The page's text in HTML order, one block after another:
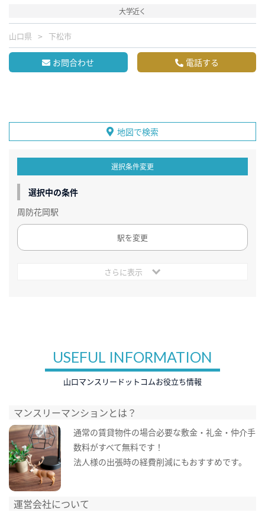
大学近く
山口県 下松市
お問合わせ 電話する
地図で検索
選択条件変更
選択中の条件
周防花岡駅
駅を変更
さらに表示
USEFUL INFORMATION
山口マンスリードットコムお役立ち情報
マンスリーマンションとは？
通常の賃貸物件の場合必要な敷金・礼金・仲介手
数料がすべて無料です！
法人様の出張時の経費削減にもおすすめです。
運営会社について